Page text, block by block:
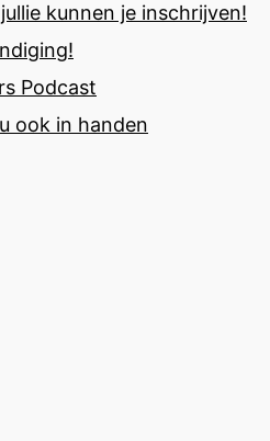
kunnen je inschrijven!
Podcast
ook in handen